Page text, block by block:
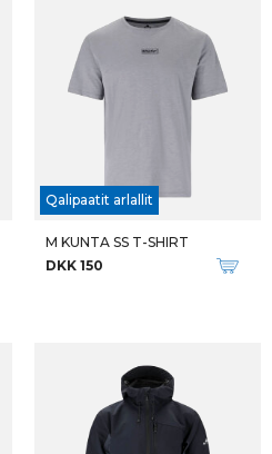
Qalipaatit arlallit
M KUNTA SS T-SHIRT
DKK 150